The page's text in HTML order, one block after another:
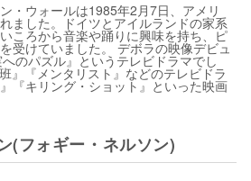
・ウォールは1985年2月7日、アメリ
ました。ドイツとアイルランドの家系
ころから音楽や踊りに興味を持ち、ピ
受けていました。 デボラの映像デビュ
のパズル』というテレビドラマでし
』『メンタリスト』などのテレビドラ
『キリング・ショット』といった映画
(フォギー・ネルソン)